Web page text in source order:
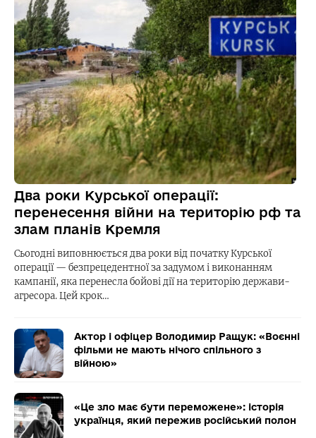
Два роки Курської операції:
перенесення війни на територію рф та
злам планів Кремля
Сьогодні виповнюється два роки від початку Курської
операції — безпрецедентної за задумом і виконанням
кампанії, яка перенесла бойові дії на територію держави-
агресора. Цей крок…
Актор і офіцер Володимир Ращук: «Воєнні
фільми не мають нічого спільного з
війною»
«Це зло має бути переможене»: історія
українця, який пережив російський полон